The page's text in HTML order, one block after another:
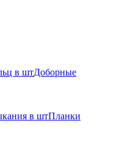
в штДоборные
в штПланки